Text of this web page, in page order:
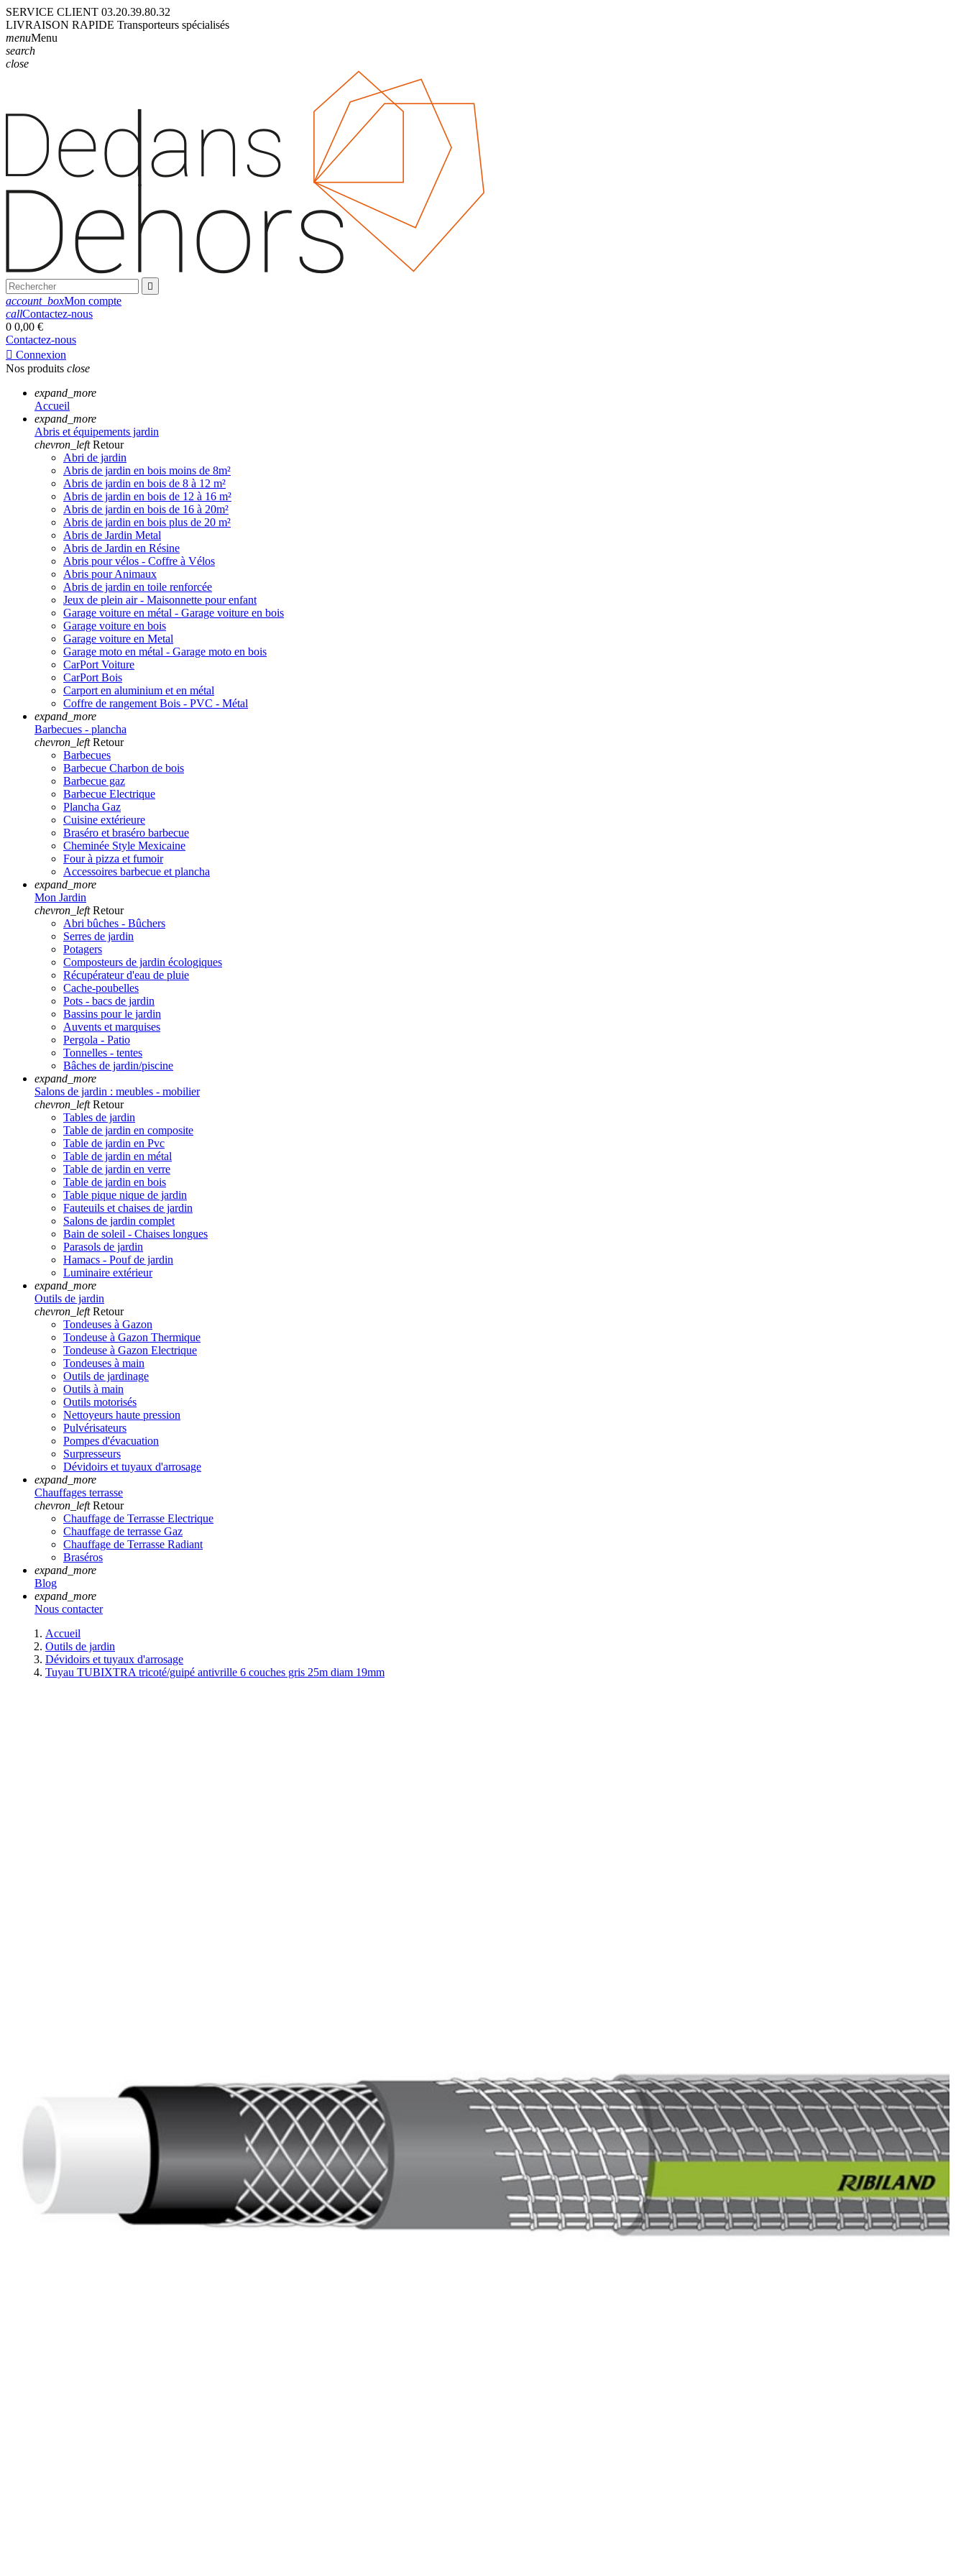
SERVICE CLIENT 03.20.39.80.32
LIVRAISON RAPIDE Transporteurs spécialisés
menuMenu
search
close

account_boxMon compte
callContactez-nous
0 0,00 €
Contactez-nous
 Connexion
Nos produits close
expand_more
Accueil
expand_more
Abris et équipements jardin
chevron_left Retour
Abri de jardin
Abris de jardin en bois moins de 8m²
Abris de jardin en bois de 8 à 12 m²
Abris de jardin en bois de 12 à 16 m²
Abris de jardin en bois de 16 à 20m²
Abris de jardin en bois plus de 20 m²
Abris de Jardin Metal
Abris de Jardin en Résine
Abris pour vélos - Coffre à Vélos
Abris pour Animaux
Abris de jardin en toile renforcée
Jeux de plein air - Maisonnette pour enfant
Garage voiture en métal - Garage voiture en bois
Garage voiture en bois
Garage voiture en Metal
Garage moto en métal - Garage moto en bois
CarPort Voiture
CarPort Bois
Carport en aluminium et en métal
Coffre de rangement Bois - PVC - Métal
expand_more
Barbecues - plancha
chevron_left Retour
Barbecues
Barbecue Charbon de bois
Barbecue gaz
Barbecue Electrique
Plancha Gaz
Cuisine extérieure
Braséro et braséro barbecue
Cheminée Style Mexicaine
Four à pizza et fumoir
Accessoires barbecue et plancha
expand_more
Mon Jardin
chevron_left Retour
Abri bûches - Bûchers
Serres de jardin
Potagers
Composteurs de jardin écologiques
Récupérateur d'eau de pluie
Cache-poubelles
Pots - bacs de jardin
Bassins pour le jardin
Auvents et marquises
Pergola - Patio
Tonnelles - tentes
Bâches de jardin/piscine
expand_more
Salons de jardin : meubles - mobilier
chevron_left Retour
Tables de jardin
Table de jardin en composite
Table de jardin en Pvc
Table de jardin en métal
Table de jardin en verre
Table de jardin en bois
Table pique nique de jardin
Fauteuils et chaises de jardin
Salons de jardin complet
Bain de soleil - Chaises longues
Parasols de jardin
Hamacs - Pouf de jardin
Luminaire extérieur
expand_more
Outils de jardin
chevron_left Retour
Tondeuses à Gazon
Tondeuse à Gazon Thermique
Tondeuse à Gazon Electrique
Tondeuses à main
Outils de jardinage
Outils à main
Outils motorisés
Nettoyeurs haute pression
Pulvérisateurs
Pompes d'évacuation
Surpresseurs
Dévidoirs et tuyaux d'arrosage
expand_more
Chauffages terrasse
chevron_left Retour
Chauffage de Terrasse Electrique
Chauffage de terrasse Gaz
Chauffage de Terrasse Radiant
Braséros
expand_more
Blog
expand_more
Nous contacter
Accueil
Outils de jardin
Dévidoirs et tuyaux d'arrosage
Tuyau TUBIXTRA tricoté/guipé antivrille 6 couches gris 25m diam 19mm